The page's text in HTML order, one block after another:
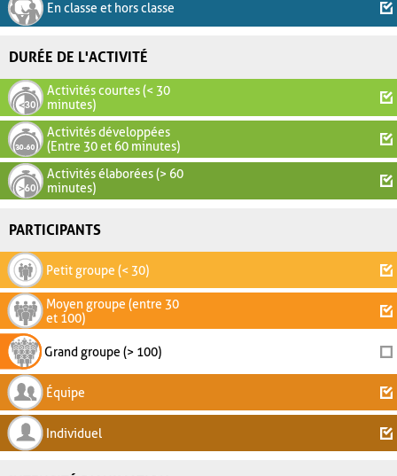
En classe et hors classe
DURÉE DE L'ACTIVITÉ
Activités courtes (< 30
minutes)
Activités développées
(Entre 30 et 60 minutes)
Activités élaborées (> 60
minutes)
PARTICIPANTS
Petit groupe (< 30)
Moyen groupe (entre 30
et 100)
Grand groupe (> 100)
Équipe
Individuel